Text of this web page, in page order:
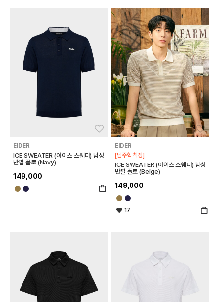
좋아요
EIDER
ICE SWEATER (아이스 스웨터) 남성
반팔 폴로 (Navy)
149,000
EIDER
[남주혁 착장]
ICE SWEATER (아이스 스웨터) 남성
반팔 폴로 (Beige)
149,000
17